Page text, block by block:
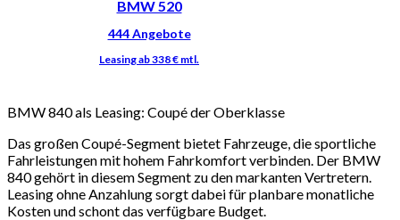
BMW 520
BMW 840 als Leasing: Coupé der Oberklasse
Das großen Coupé-Segment bietet Fahrzeuge, die sportliche
Fahrleistungen mit hohem Fahrkomfort verbinden. Der BMW
840 gehört in diesem Segment zu den markanten Vertretern.
Leasing ohne Anzahlung sorgt dabei für planbare monatliche
Kosten und schont das verfügbare Budget.